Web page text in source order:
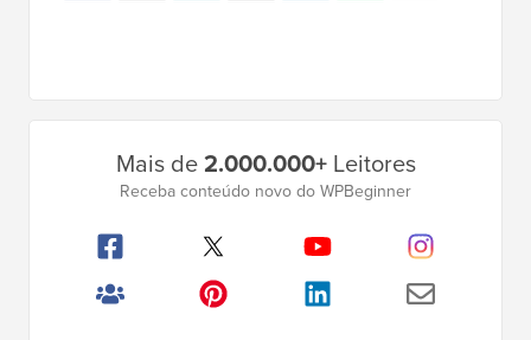
Mais de2.000.000+Leitores
Receba conteúdo novo do WPBeginner